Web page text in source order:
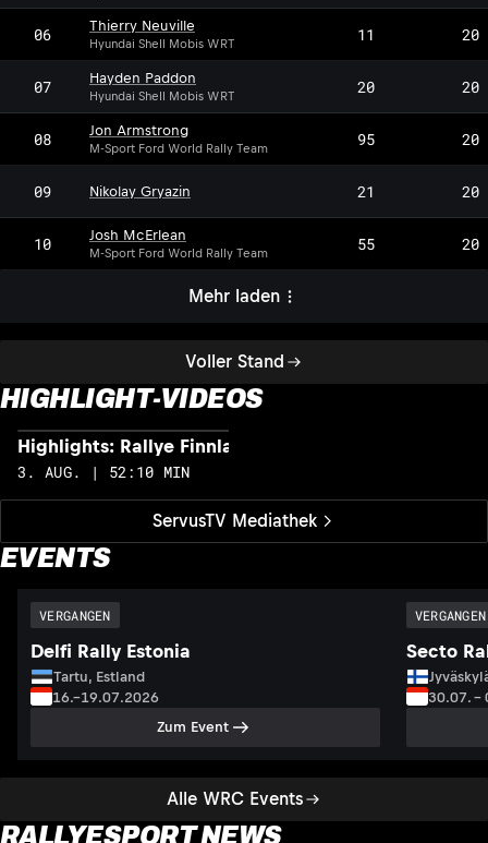
Voller Stand
06 Thierry Neuville
Hyundai Shell Mobis WRT 11 20
07 Hayden Paddon
Hyundai Shell Mobis WRT 20 20
08 Jon Armstrong
M-Sport Ford World Rally Team 95 20
09 Nikolay Gryazin 21 20
10 Josh McErlean
M-Sport Ford World Rally Team 55 20
Mehr laden
HIGHLIGHT-VIDEOS
ServusTV Mediathek
Highlights: Rallye Finnland
3. AUG. | 52:10 MIN
EVENTS
Alle WRC Events
VERGANGEN
Delfi Rally Estonia
Tartu, Estland
16.–19.07.2026
Zum Event
VERGANGEN
Secto
30.07. –
RALLYESPORT NEWS